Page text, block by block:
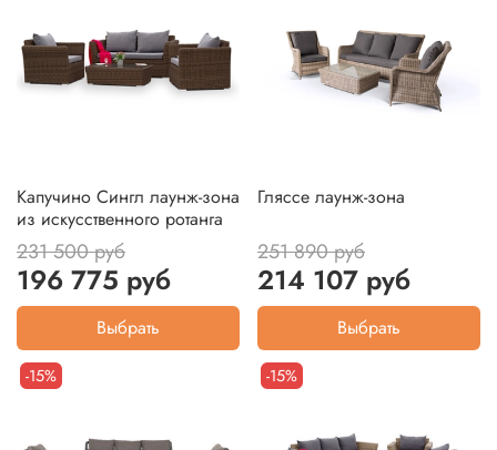
Капучино Сингл лаунж-зона
из искусственного ротанга
231 500 руб
196 775 руб
Выбрать
Гляссе лаунж-зона
251 890 руб
214 107 руб
Выбрать
-15% -15%